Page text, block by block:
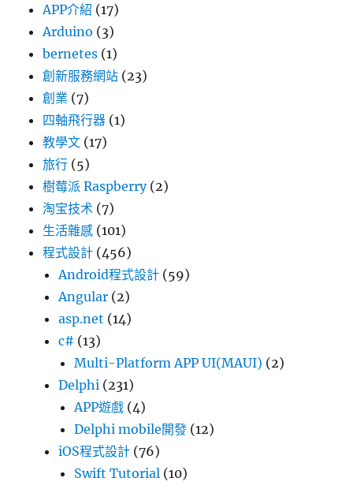
APP介紹 (17)
Arduino (3)
bernetes (1)
創新服務網站 (23)
創業 (7)
四軸飛行器 (1)
教學文 (17)
旅行 (5)
樹莓派 Raspberry(2)
淘宝技术 (7)
生活雜感 (101)
程式設計 (456)
Android程式設計 (59)
Angular (2)
asp.net (14)
c# (13)
Multi-Platform APP UI(MAUI) (2)
Delphi (231)
APP遊戲 (4)
Delphi mobile開發 (12)
iOS程式設計 (76)
Swift Tutorial (10)